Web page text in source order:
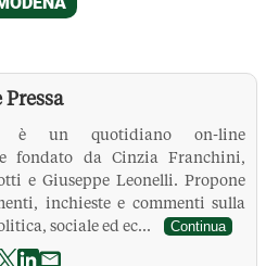
è un quotidiano on-line
fondato da Cinzia Franchini,
e Giuseppe Leonelli. Propone
inchieste e commenti sulla
sociale ed ec...
Continua